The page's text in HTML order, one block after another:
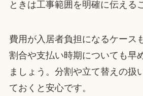
ときは工事範囲を明確に伝える
費用が入居者負担になるケース
割合や支払い時期についても早
ましょう。分割や立て替えの扱
ておくと安心です。